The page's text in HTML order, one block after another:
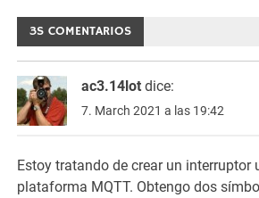
3S COMENTARIOS
ac3.14lot dice:
7. March 2021 a las 19:42
Estoy tratando de crear un interruptor
plataforma MQTT. Obtengo dos